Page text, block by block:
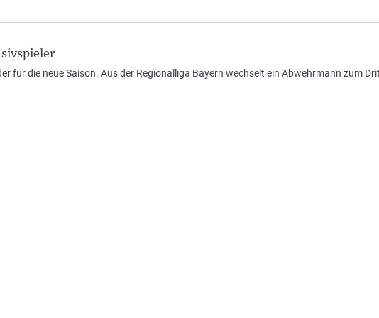
für die neue Saison. Aus der Regionalliga Bayern wechselt ein Abwehrmann zum